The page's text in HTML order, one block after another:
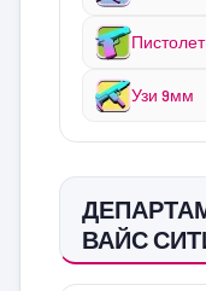
Узи 9мм
ВАЙС